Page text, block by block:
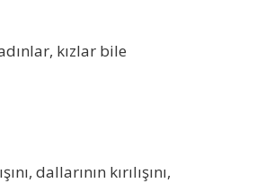
kızlar bile
dallarının kırılışını,